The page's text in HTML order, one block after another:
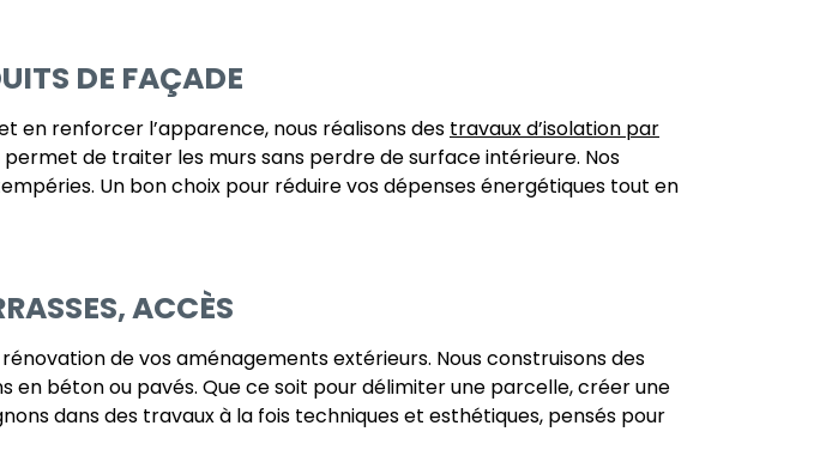
DE FAÇADE
renforcer l’apparence, nous réalisons des travaux d’isolation par
de traiter les murs sans perdre de surface intérieure. Nos
Un bon choix pour réduire vos dépenses énergétiques tout en
ACCÈS
de vos aménagements extérieurs. Nous construisons des
en béton ou pavés. Que ce soit pour délimiter une parcelle, créer une
dans des travaux à la fois techniques et esthétiques, pensés pour